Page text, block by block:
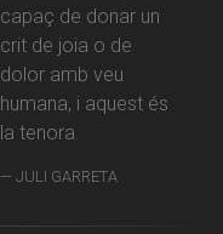
capaç de donar un
crit de joia o de
dolor amb veu
humana, i aquest és
la tenora.
JULI GARRETA